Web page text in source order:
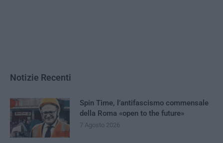
Notizie Recenti
Spin Time, l’antifascismo commensale
della Roma «open to the future»
7 Agosto 2026